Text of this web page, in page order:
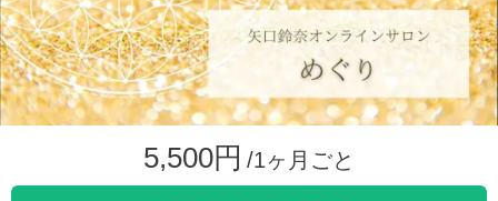
5,500円 /1ヶ月ごと